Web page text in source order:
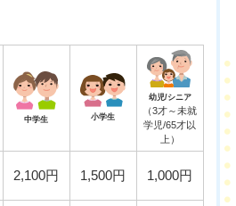
中学生 小学生
幼児/シニア
（3才～未就
学児/65才以
上）
2,100円 1,500円 1,000円